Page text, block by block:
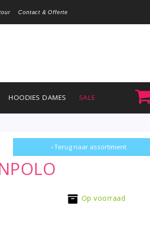
Contact & Offerte
HOODIES DAMES SALE
‹ Terug naar assortiment
Op voorraad